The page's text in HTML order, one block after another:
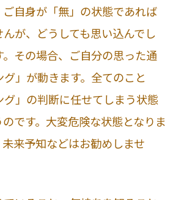
ご自身が「無」の状態であれば
が、どうしても思い込んでし
。その場合、ご自分の思った通
グ」が動きます。全てのこと
グ」の判断に任せてしまう状態
です。大変危険な状態となりま
来予知などはお勧めしませ